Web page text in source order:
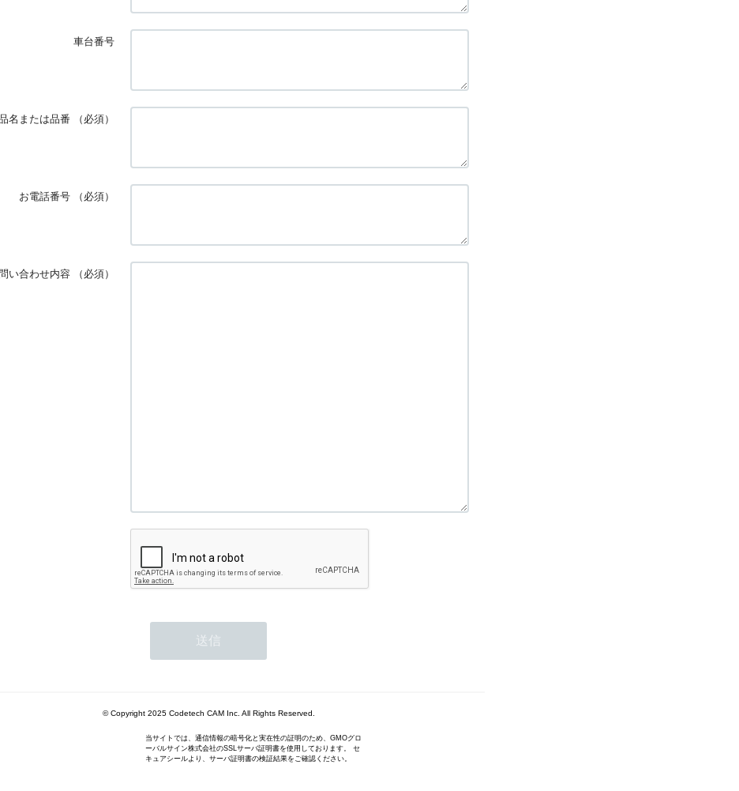
車台番号
名または品番 （必須）
お電話番号 （必須）
い合わせ内容 （必須）
© Copyright 2025 Codetech CAM Inc. All Rights Reserved.
当サイトでは、通信情報の暗号化と実在性の証明のため、GMOグロ
ーバルサイン株式会社のSSLサーバ証明書を使用しております。 セ
キュアシールより、サーバ証明書の検証結果をご確認ください。